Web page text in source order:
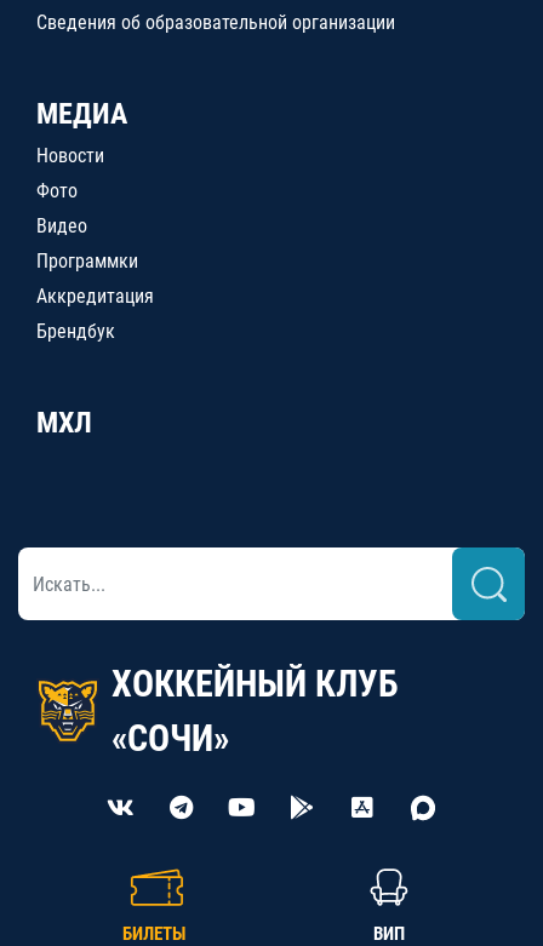
Сведения об образовательной организации
МЕДИА
Новости
Фото
Видео
Программки
Аккредитация
Брендбук
МХЛ
ХОККЕЙНЫЙ КЛУБ
«СОЧИ»
БИЛЕТЫ ВИП